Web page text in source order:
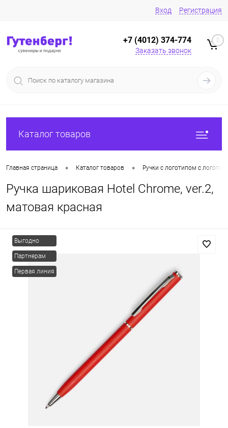
Вход Регистрация
+7 (4012) 374-774
Заказать звонок
0
Каталог товаров
Главная страница • Каталог товаров • Ручки с логотипом с
Ручка шариковая Hotel Chrome, ver.2,
матовая красная
Выгодно
Партнерам
Первая линия